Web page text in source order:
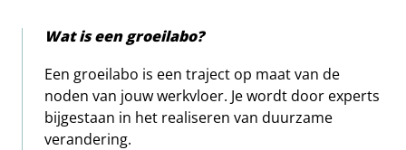
Wat is een groeilabo?
Een groeilabo is een traject op maat van de
noden van jouw werkvloer. Je wordt door experts
bijgestaan in het realiseren van duurzame
verandering.